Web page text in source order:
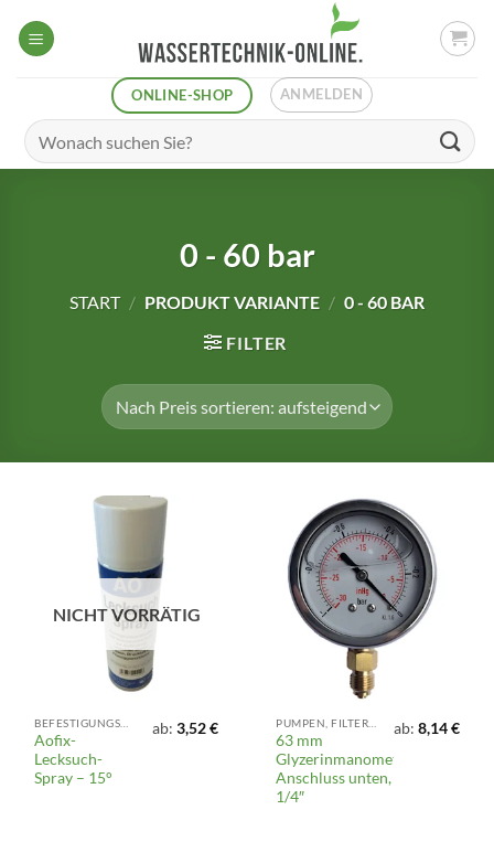
Inhalt
ONLINE-SHOP ANMELDEN
Suchen
nach:
0 - 60 bar
START / PRODUKT VARIANTE / 0 - 60 BAR
FILTER
NICHT VORRÄTIG
Aofix-
Lecksuch-
Spray – 15°
ab: 3,52€
63 mm
Glyzerinmanometer,
Anschluss unten,
1/4″
ab: 8,14€